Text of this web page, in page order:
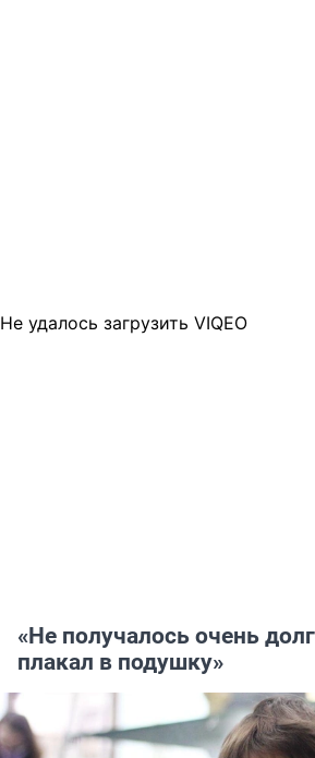
Не удалось загрузить VIQEO
«Не получалось очень
плакал в подушку»